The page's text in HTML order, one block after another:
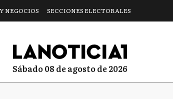
NEGOCIOS SECCIONES ELECTORALES
sábado 08 de agosto de 2026